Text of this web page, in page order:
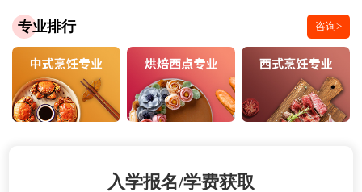
专业排行 咨询>
入学报名/学费获取